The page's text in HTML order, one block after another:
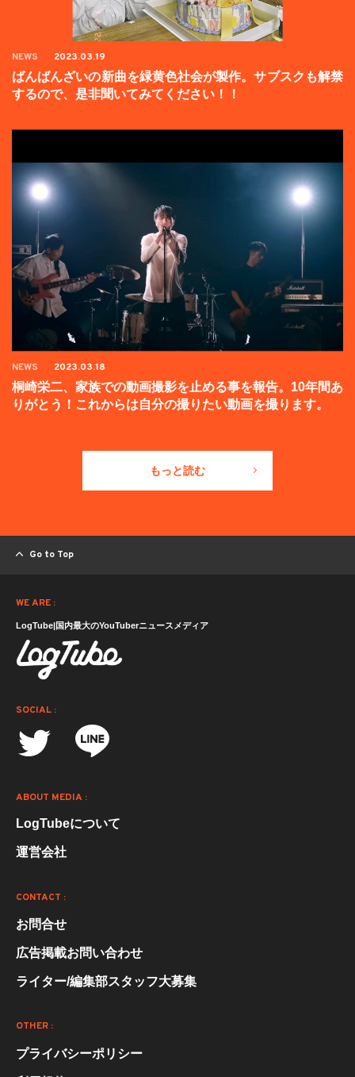
NEWS 2023.03.19
ばんばんざいの新曲を緑黄色社会が製作。サブスクも解禁
するので、是非聞いてみてください！！
NEWS 2023.03.18
桐崎栄二、家族での動画撮影を止める事を報告。10年間あ
りがとう！これからは自分の撮りたい動画を撮ります。
もっと読む
Go to Top
WE ARE :
LogTube|国内最大のYouTuberニュースメディア
SOCIAL :
ABOUT MEDIA :
LogTubeについて
運営会社
CONTACT :
お問合せ
広告掲載お問い合わせ
ライター/編集部スタッフ大募集
OTHER :
プライバシーポリシー